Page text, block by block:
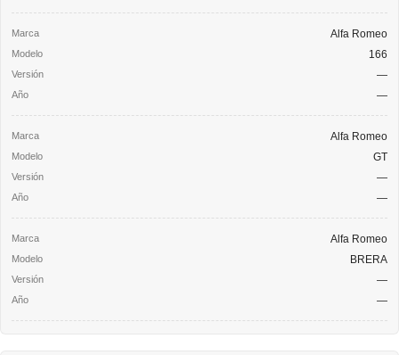
Alfa Romeo
166
—
—
Alfa Romeo
GT
—
—
Alfa Romeo
BRERA
—
—